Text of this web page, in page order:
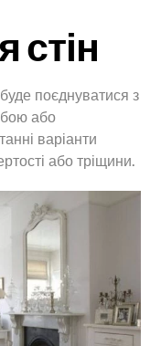
поєднуватися з
або
варіанти
або тріщини.